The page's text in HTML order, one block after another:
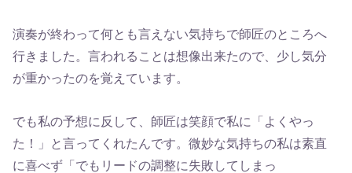
演奏が終わって何とも言えない気持ちで師匠のところへ
行きました。言われることは想像出来たので、少し気分
が重かったのを覚えています。
でも私の予想に反して、師匠は笑顔で私に「よくやっ
た！」と言ってくれたんです。微妙な気持ちの私は素直
に喜べず「でもリードの調整に失敗してしまっ